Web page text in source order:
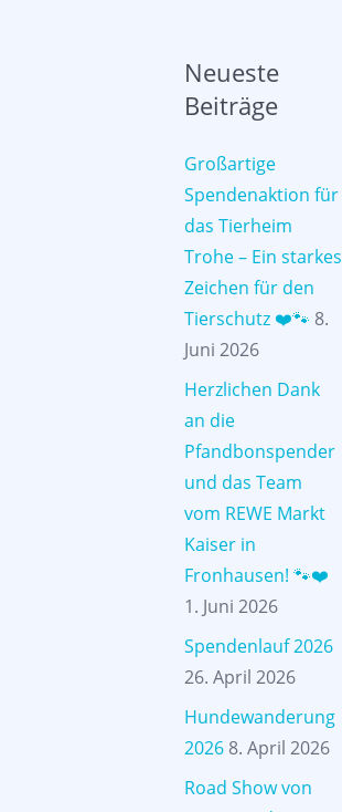
Neueste
Beiträge
Großartige
Spendenaktion für
das Tierheim
Trohe – Ein starkes
Zeichen für den
Tierschutz ❤️🐾 8.
Juni 2026
Herzlichen Dank
an die
Pfandbonspender
und das Team
vom REWE Markt
Kaiser in
Fronhausen! 🐾❤️
1. Juni 2026
Spendenlauf 2026
26. April 2026
Hundewanderung
2026 8. April 2026
Road Show von